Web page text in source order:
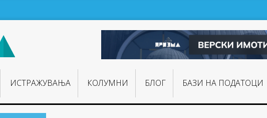
ИСТРАЖУВАЊA КОЛУМНИ БЛОГ БАЗИ НА ПОДАТОЦИ